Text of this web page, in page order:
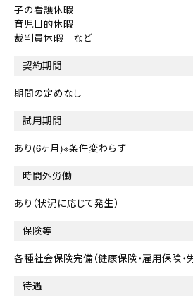
子の看護休暇
育児目的休暇
裁判員休暇 など
契約期間
期間の定めなし
試用期間
あり(6ヶ月)※条件変わらず
時間外労働
あり（状況に応じて発生）
保険等
各種社会保険完備（健康保険・雇用保険・
待遇